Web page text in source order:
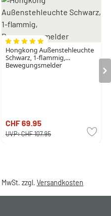
Hongkong Außenstehleuchte
Schwarz, 1-flammig,
Bewegungsmelder
CHF 69.95
UVP:CHF 107.95
zzgl. Versandkosten